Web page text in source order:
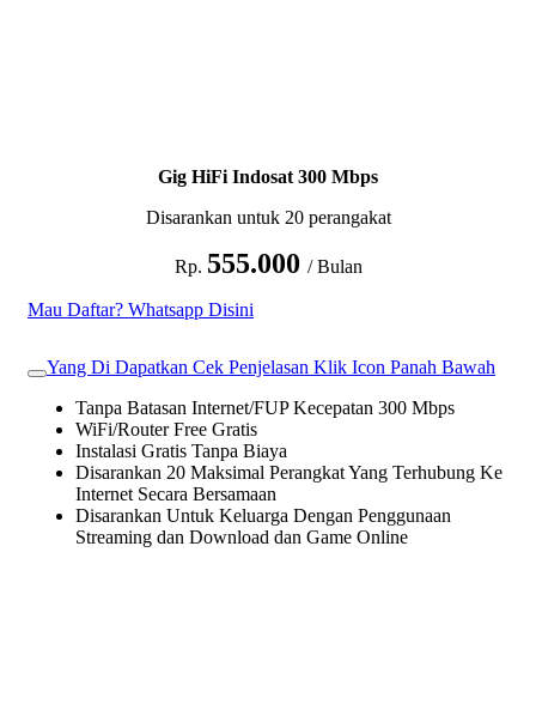
Gig HiFi Indosat 300 Mbps
Disarankan untuk 20 perangakat
Rp. 555.000 / Bulan
Mau Daftar? Whatsapp Disini
Yang Di Dapatkan Cek Penjelasan Klik Icon Panah Bawah
Tanpa Batasan Internet/FUP Kecepatan 300 Mbps
WiFi/Router Free Gratis
Instalasi Gratis Tanpa Biaya
Disarankan 20 Maksimal Perangkat Yang Terhubung Ke
Internet Secara Bersamaan
Disarankan Untuk Keluarga Dengan Penggunaan
Streaming dan Download dan Game Online